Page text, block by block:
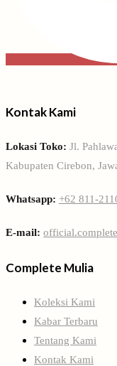
Kontak Kami
Lokasi Toko: Jl.
Kabupaten Cirebon,
Whatsapp: +62 811-
E-mail:
Complete Mulia
Koleksi Kami
Kabar Terbaru
Tentang Kami
Kontak Kami